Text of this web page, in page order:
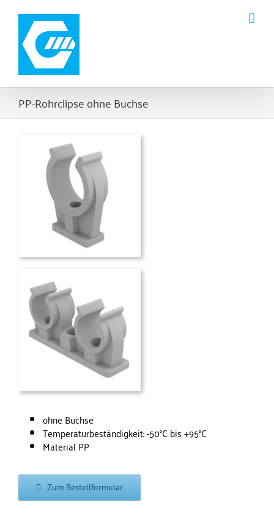
Inhalt
springen
PP-Rohrclipse ohne Buchse
ohne Buchse
Temperaturbeständigkeit: -50°C bis +95°C
Material PP
Zum Bestellformular